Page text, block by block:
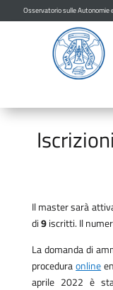
Osservatorio sulle Autonomie
Iscrizioni
Il master sarà
di9iscritti. Il
La domanda di
proceduraonline
aprile 2022 è